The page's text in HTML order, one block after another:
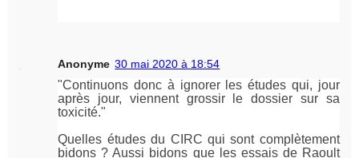
Anonyme 30 mai 2020 à 18:54
"Continuons donc à ignorer les études qui, jour
après jour, viennent grossir le dossier sur sa
toxicité."
Quelles études du CIRC qui sont complètement
bidons ? Aussi bidons que les essais de Raoult